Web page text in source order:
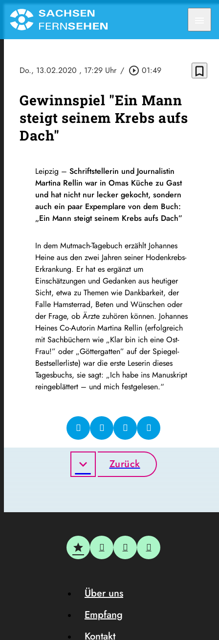
Do., 13.02.2020 , 17:29 Uhr / play_circle_outline 01:49 bookmark_border
Gewinnspiel "Ein Mann
steigt seinem Krebs aufs
Dach"
Leipzig – Schriftstellerin und Journalistin
Martina Rellin war in Omas Küche zu Gast
und hat nicht nur lecker gekocht, sondern
auch ein paar Expemplare von dem Buch:
„Ein Mann steigt seinem Krebs aufs Dach”
In dem Mutmach-Tagebuch erzählt Johannes
Heine aus den zwei Jahren seiner Hodenkrebs-
Erkrankung. Er hat es ergänzt um
Einschätzungen und Gedanken aus heutiger
Sicht, etwa zu Themen wie Dankbarkeit, der
Falle Hamsterrad, Beten und Wünschen oder
der Frage, ob Ärzte zuhören können. Johannes
Heines Co-Autorin Martina Rellin (erfolgreich
mit Sachbüchern wie „Klar bin ich eine Ost-
Frau!” oder „Göttergatten” auf der Spiegel-
Bestsellerliste) war die erste Leserin dieses
Tagesbuchs, sie sagt: „Ich habe ins Manuskript
reingeblättert – und mich festgelesen.“
Zurück
Über uns
Empfang
Kontakt